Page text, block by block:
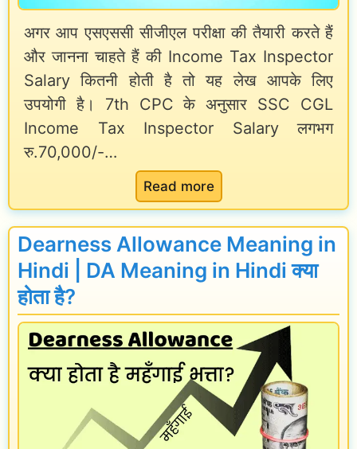
E
x
a
m
D
t
e
,
E
x
m
P
a
t
t
F
o
r
m
H
i
n
d
i
E
x
a
m
N
i
f
i
c
t
i
o
n
–
अगर आप एसएससी सीजीएल परीक्षा की तैयारी करते हैं
और जानना चाहते हैं की Income Tax Inspector
Salary कितनी होती है तो यह लेख आपके लिए
उपयोगी है। 7th CPC के अनुसार SSC CGL
Income Tax Inspector Salary लगभग
रु.70,000/-…
Read more:
I
n
c
m
e
T
x
Dearness Allowance Meaning in
Hindi | DA Meaning in Hindi क्या
होता है?